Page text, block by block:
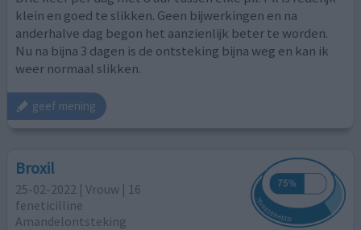
klein en goed te slikken. Geen bijwerkingen en na
anderhalve dag begon het aanzienlijk beter te worden.
Nu na bijna 3 dagen is de ontsteking bijna weg en kan ik
weer normaal slikken.
geef mening
Broxil
25-02-2022 | Vrouw | 16
feneticilline
Amandelontsteking